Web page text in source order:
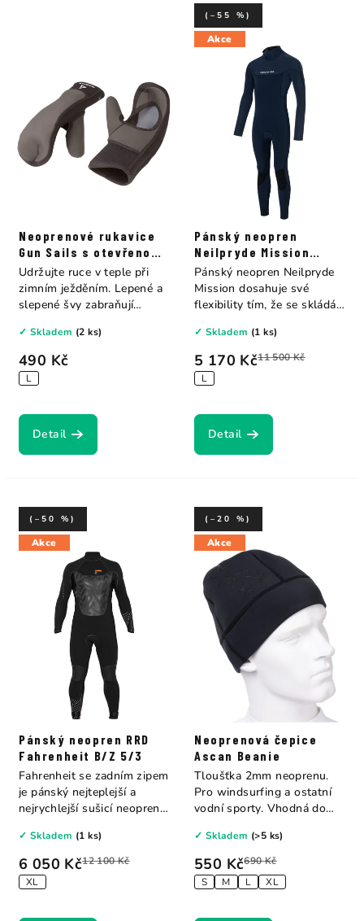
Neoprenové rukavice
Gun Sails s otevřenou
dlaní
490 Kč
L
✓ Skladem (2 ks)
Detail
Udržujte ruce v teple při
zimním ježděním. Lepené a
slepené švy zabraňují
Akce
Pánský neopren
Neilpryde Mission
Fullsuit B/Z 5/4
5 170 Kč11 500 Kč
(–55 %)
L
✓ Skladem (1 ks)
Detail
Pánský neopren Neilpryde
Mission dosahuje své
flexibility tím, že se skládá
Akce
Pánský neopren RRD
Fahrenheit B/Z 5/3
6 050 Kč12 100 Kč
(–50 %)
XL
✓ Skladem (1 ks)
Fahrenheit se zadním zipem
je pánský nejteplejší a
nejrychlejší sušicí neopren v
Akce
Neoprenová čepice
Ascan Beanie
550 Kč690 Kč
(–20 %)
S M L XL
✓ Skladem (>5 ks)
Tloušťka 2mm neoprenu.
Pro windsurfing a ostatní
vodní sporty. Vhodná do